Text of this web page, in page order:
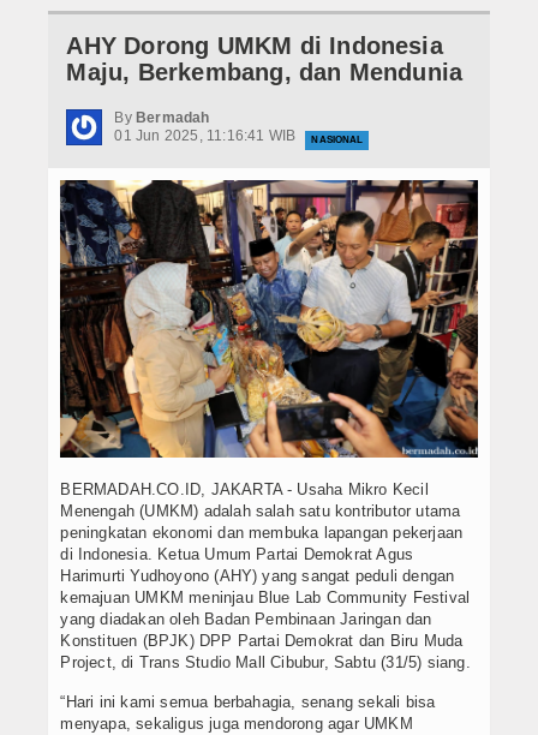
Nasional
Hukrim
Iptek
Politik
Berita Foto
Budaya & Pariwisata
Ekbis
Olahraga
AHY Dorong UMKM di Indonesia
Maju, Berkembang, dan Mendunia
By Bermadah
01 Jun 2025, 11:16:41 WIB
NASIONAL
BERMADAH.CO.ID, JAKARTA - Usaha Mikro Kecil
Menengah (UMKM) adalah salah satu kontributor utama
peningkatan ekonomi dan membuka lapangan pekerjaan
di Indonesia. Ketua Umum Partai Demokrat Agus
Harimurti Yudhoyono (AHY) yang sangat peduli dengan
kemajuan UMKM meninjau Blue Lab Community Festival
yang diadakan oleh Badan Pembinaan Jaringan dan
Konstituen (BPJK) DPP Partai Demokrat dan Biru Muda
Project, di Trans Studio Mall Cibubur, Sabtu (31/5) siang.
“Hari ini kami semua berbahagia, senang sekali bisa
menyapa, sekaligus juga mendorong agar UMKM